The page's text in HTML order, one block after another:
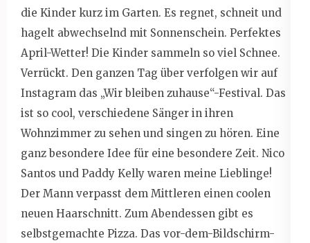
die Kinder kurz im Garten. Es regnet, schneit und
hagelt abwechselnd mit Sonnenschein. Perfektes
April-Wetter! Die Kinder sammeln so viel Schnee.
Verrückt. Den ganzen Tag über verfolgen wir auf
Instagram das „Wir bleiben zuhause“-Festival. Das
ist so cool, verschiedene Sänger in ihren
Wohnzimmer zu sehen und singen zu hören. Eine
ganz besondere Idee für eine besondere Zeit. Nico
Santos und Paddy Kelly waren meine Lieblinge!
Der Mann verpasst dem Mittleren einen coolen
neuen Haarschnitt. Zum Abendessen gibt es
selbstgemachte Pizza. Das vor-dem-Bildschirm-